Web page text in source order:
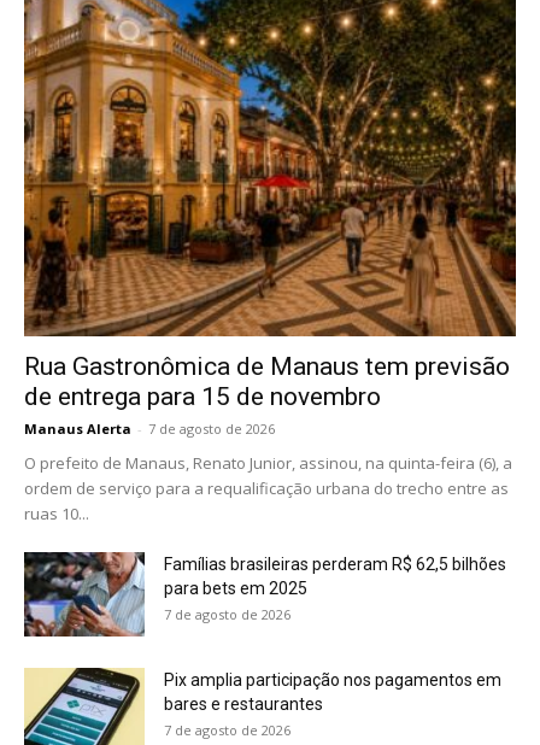
Rua Gastronômica de Manaus tem previsão
de entrega para 15 de novembro
Manaus Alerta - 7 de agosto de 2026
O prefeito de Manaus, Renato Junior, assinou, na quinta-feira (6), a
ordem de serviço para a requalificação urbana do trecho entre as
ruas 10...
Famílias brasileiras perderam R$ 62,5 bilhões
para bets em 2025
7 de agosto de 2026
Pix amplia participação nos pagamentos em
bares e restaurantes
7 de agosto de 2026